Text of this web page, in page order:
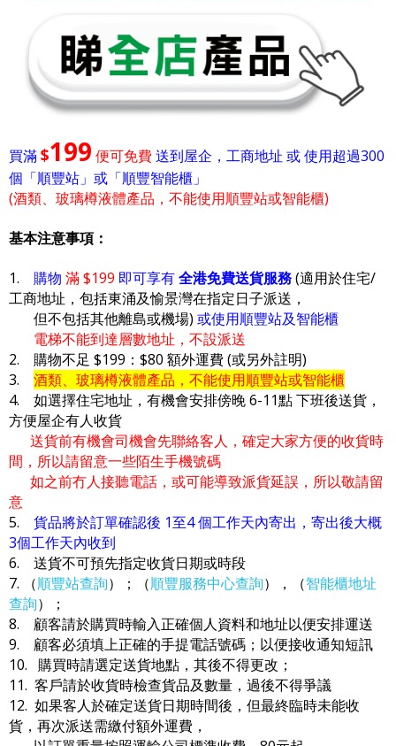
買滿$199 便可免費送到屋企，工商地址 或 使用超過300
個「順豐站」或「順豐智能櫃」
(酒類、玻璃樽液體產品，不能使用順豐站或智能櫃)
基本注意事項：
1. 購物 滿 $199 即可享有全港免費送貨服務(適用於住宅/
工商地址，包括東涌及愉景灣在指定日子派送，
但不包括其他離島或機場) 或使用順豐站及智能櫃
電梯不能到達層數地址，不設派送
2. 購物不足 $199：$80 額外運費 (或另外註明)
3. 酒類、玻璃樽液體產品，不能使用順豐站或智能櫃
4. 如選擇住宅地址，有機會安排傍晚 6-11點 下班後送貨，
方便屋企有人收貨
送貨前有機會司機會先聯絡客人，確定大家方便的收貨時
間，所以請留意一些陌生手機號碼
如之前冇人接聽電話，或可能導致派貨延誤，所以敬請留
意
5. 貨品將於訂單確認後 1至4 個工作天內寄出，寄出後大概
3個工作天內收到
6. 送貨不可預先指定收貨日期或時段
7. （順豐站查詢）；（順豐服務中心查詢），（智能櫃地址
查詢）；
8. 顧客請於購買時輸入正確個人資料和地址以便安排運送
9. 顧客必須填上正確的手提電話號碼；以便接收通知短訊
10. 購買時請選定送貨地點，其後不得更改；
11. 客戶請於收貨時檢查貨品及數量，過後不得爭議
12. 如果客人於確定送貨日期時間後，但最終臨時未能收
貨，再次派送需繳付額外運費，